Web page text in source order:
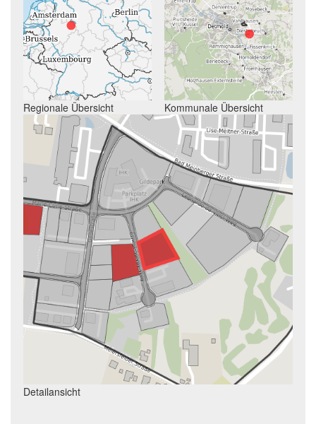
Regionale Übersicht Kommunale Übersicht
Detailansicht